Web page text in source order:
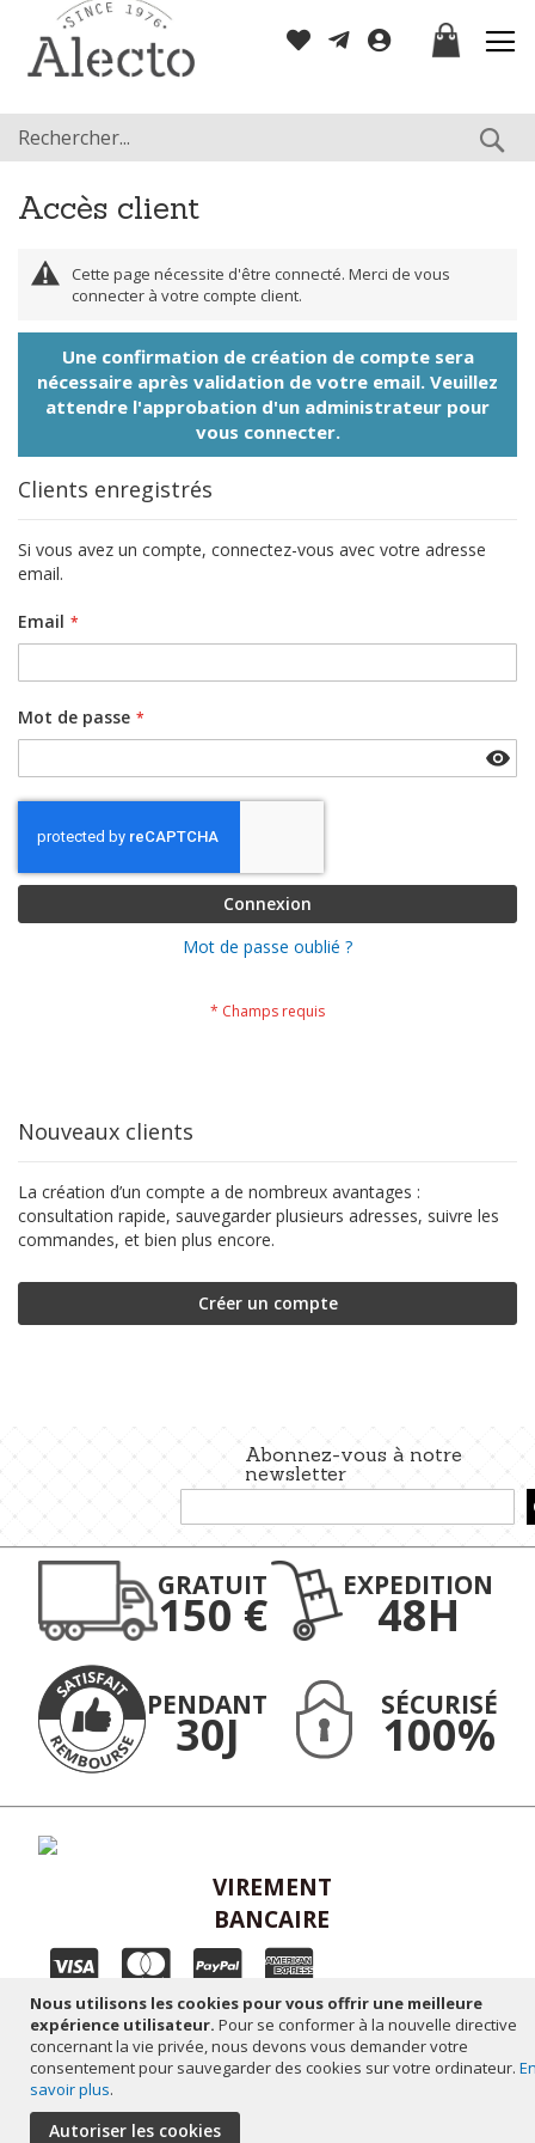
Nous utilisons les cookies pour vous offrir une meilleure
expérience utilisateur. Pour se conformer à la nouvelle directive
concernant la vie privée, nous devons vous demander votre
consentement pour sauvegarder des cookies sur votre ordinateur.
savoir plus.
Autoriser les cookies
contenu
Mon panier
Accès client
Cette page nécessite d'être connecté. Merci de vous
connecter à votre compte client.
Une confirmation de création de compte sera
nécessaire après validation de votre email. Veuillez
attendre l'approbation d'un administrateur pour
vous connecter.
Clients enregistrés
Si vous avez un compte, connectez-vous avec votre adresse
email.
Email
Mot de passe
Connexion
Mot de passe oublié ?
Nouveaux clients
La création d’un compte a de nombreux avantages :
consultation rapide, sauvegarder plusieurs adresses, suivre les
commandes, et bien plus encore.
Créer un compte
Abonnez-vous à notre
newsletter
à
notre
d’information
GRATUIT
150 €
EXPEDITION
48H
PENDANT
30J
SÉCURISÉ
100%
VIREMENT
BANCAIRE
Plan du site - Mentions légales - Réalisation altaïsweb